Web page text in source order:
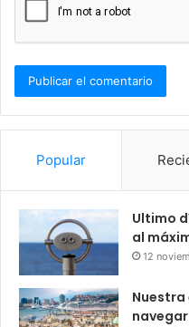
Popular
Ultimo
al
12
Nuestra